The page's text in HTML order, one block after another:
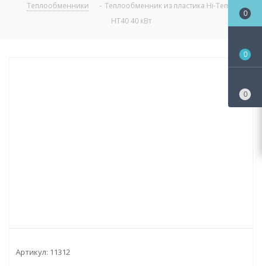
Теплообменники
- Теплообменник из пластика Hi-Temp
HT40 40 кВт
Артикул: 11312
0
0
0